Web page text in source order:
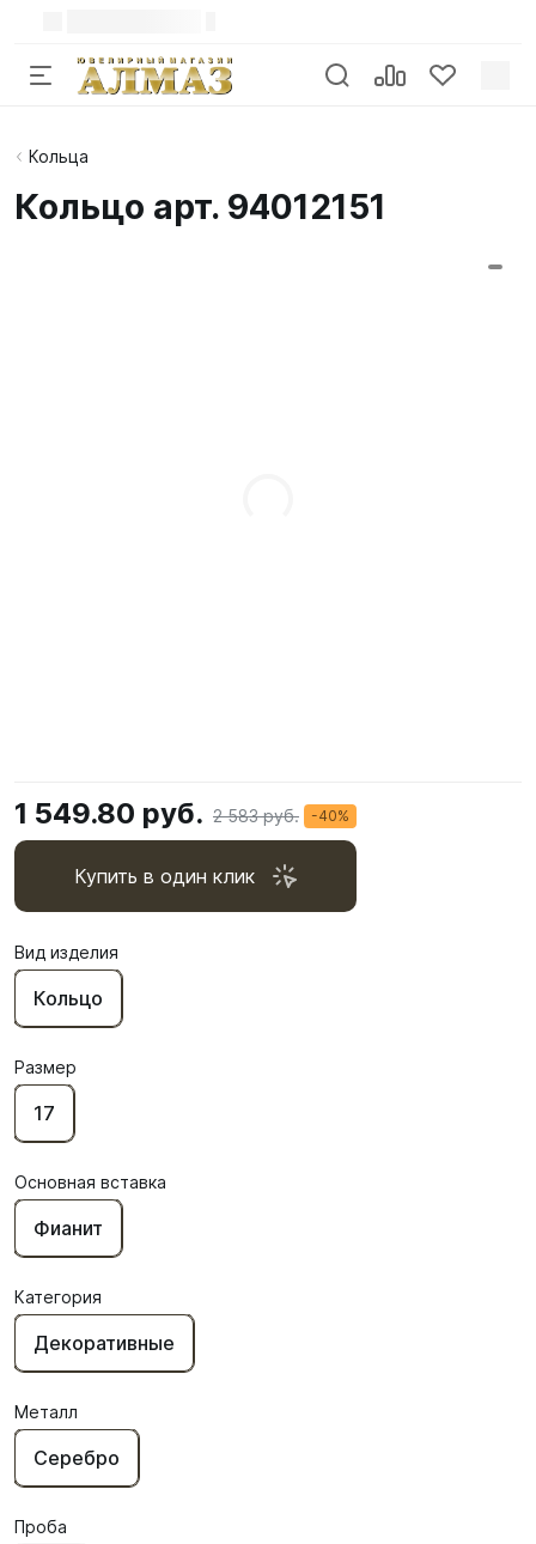
Кольца
Кольцо арт. 94012151
1 549.80 руб. 2 583 руб. -40%
Купить в один клик
Вид изделия
Кольцо
Размер
17
Основная вставка
Фианит
Категория
Декоративные
Металл
Серебро
Проба